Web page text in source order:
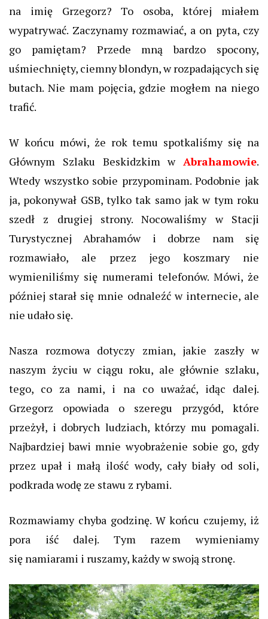
na imię Grzegorz? To osoba, której miałem
wypatrywać. Zaczynamy rozmawiać, a on pyta, czy
go pamiętam? Przede mną bardzo spocony,
uśmiechnięty, ciemny blondyn, w rozpadających się
butach. Nie mam pojęcia, gdzie mogłem na niego
trafić.
W końcu mówi, że rok temu spotkaliśmy się na
Głównym Szlaku Beskidzkim w Abrahamowie.
Wtedy wszystko sobie przypominam. Podobnie jak
ja, pokonywał GSB, tylko tak samo jak w tym roku
szedł z drugiej strony. Nocowaliśmy w Stacji
Turystycznej Abrahamów i dobrze nam się
rozmawiało, ale przez jego koszmary nie
wymieniliśmy się numerami telefonów. Mówi, że
później starał się mnie odnaleźć w internecie, ale
nie udało się.
Nasza rozmowa dotyczy zmian, jakie zaszły w
naszym życiu w ciągu roku, ale głównie szlaku,
tego, co za nami, i na co uważać, idąc dalej.
Grzegorz opowiada o szeregu przygód, które
przeżył, i dobrych ludziach, którzy mu pomagali.
Najbardziej bawi mnie wyobrażenie sobie go, gdy
przez upał i małą ilość wody, cały biały od soli,
podkrada wodę ze stawu z rybami.
Rozmawiamy chyba godzinę. W końcu czujemy, iż
pora iść dalej. Tym razem wymieniamy
się namiarami i ruszamy, każdy w swoją stronę.